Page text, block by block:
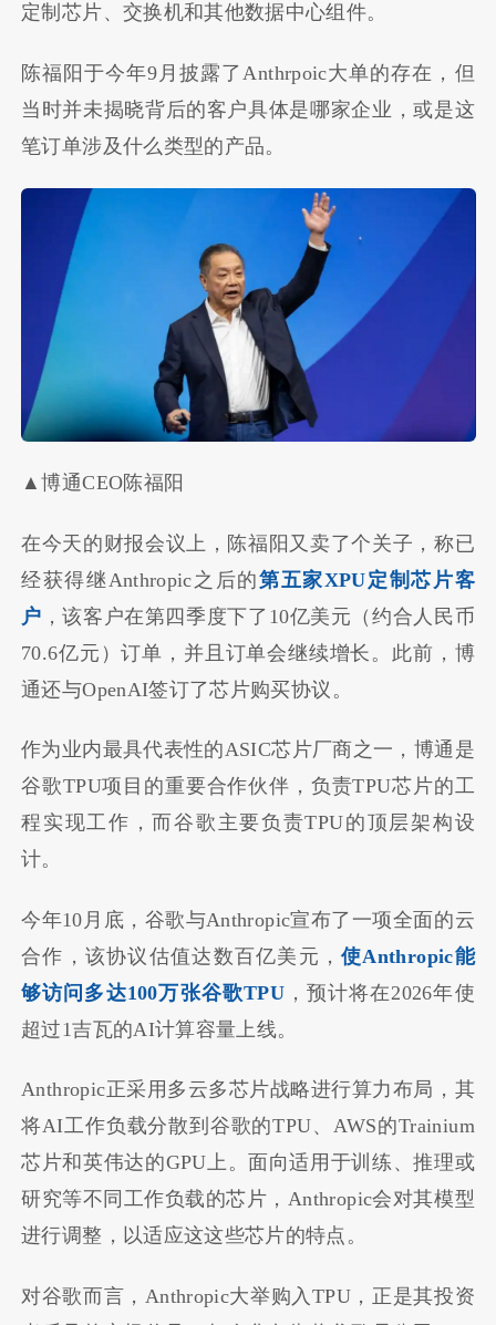
定制芯片、交换机和其他数据中心组件。
陈福阳于今年9月披露了Anthrpoic大单的存在，但
当时并未揭晓背后的客户具体是哪家企业，或是这
笔订单涉及什么类型的产品。
▲博通CEO陈福阳
在今天的财报会议上，陈福阳又卖了个关子，称已
经获得继Anthropic之后的第五家XPU定制芯片客
户 ，该客户在第四季度下了10亿美元（约合人民币
70.6亿元）订单，并且订单会继续增长。此前，博
通还与OpenAI签订了芯片购买协议。
作为业内最具代表性的ASIC芯片厂商之一，博通是
谷歌TPU项目的重要合作伙伴，负责TPU芯片的工
程实现工作，而谷歌主要负责TPU的顶层架构设
计。
今年10月底，谷歌与Anthropic宣布了一项全面的云
合作，该协议估值达数百亿美元，使Anthropic能
够访问多达100万张谷歌TPU，预计将在2026年使
超过1吉瓦的AI计算容量上线。
Anthropic正采用多云多芯片战略进行算力布局，其
将AI工作负载分散到谷歌的TPU、AWS的Trainium
芯片和英伟达的GPU上。面向适用于训练、推理或
研究等不同工作负载的芯片，Anthropic会对其模型
进行调整，以适应这这些芯片的特点。
对谷歌而言，Anthropic大举购入TPU，正是其投资